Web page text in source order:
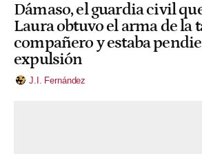
Dámaso, el guardia civil
Laura obtuvo el arma de la
compañero y estaba
expulsión
J.I. Fernández